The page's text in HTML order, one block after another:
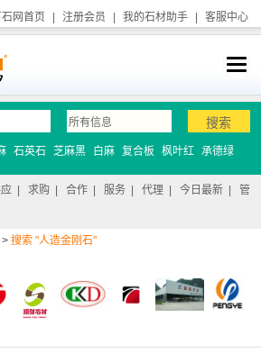
石网首页 注册会员 我的石材助手 客服中心
石英石 芝麻黑 白麻 复合板 枫叶红 承德绿
求购 合作 服务 代理 今日最新
管
> 搜索 "人造金刚石"